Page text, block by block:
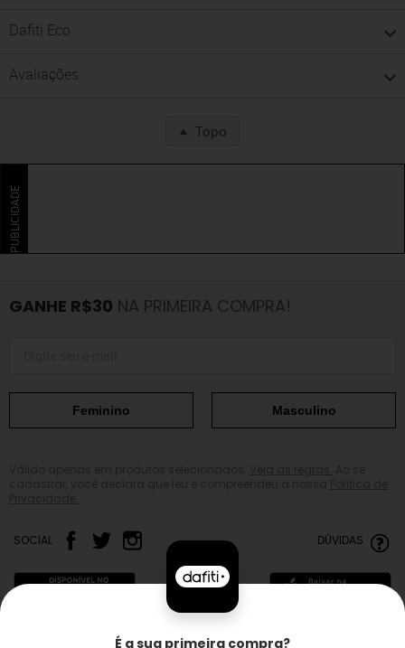
Dafiti Eco
Avaliações
Topo
PUBLICIDADE
GANHE R$30 NA PRIMEIRA COMPRA!
Feminino Masculino
SOCIAL DÚVIDAS
É a sua primeira compra?